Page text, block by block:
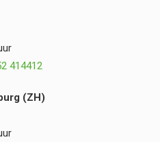
414412
(ZH)